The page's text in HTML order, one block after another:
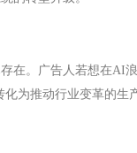
在。广告人若想在AI
为推动行业变革的生